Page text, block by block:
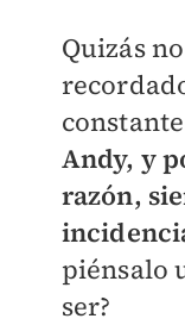
Quizás
Andy, y
razón,
piénsalo
ser?